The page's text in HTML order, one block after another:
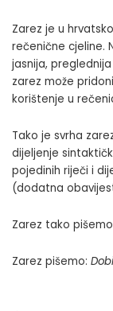
Zarez je u
rečenične cjeline.
jasnija,
zarez može
korištenje u
Tako je svrha
dijeljenje
pojedinih riječi i
(dodatna
Zarez tako
Zarez pišemo: